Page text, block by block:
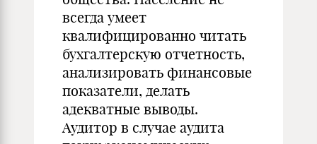
всегда умеет
квалифицированно читать
бухгалтерскую отчетность,
анализировать финансовые
показатели, делать
адекватные выводы.
Аудитор в случае аудита